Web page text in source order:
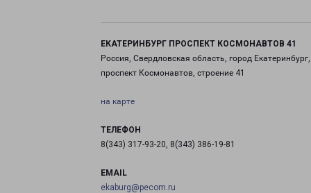
ЕКАТЕРИНБУРГ ПРОСПЕКТ КОСМОНАВТОВ 41
Россия, Свердловская область, город Екатеринбург,
проспект Космонавтов, строение 41
на карте
ТЕЛЕФОН
8(343) 317-93-20, 8(343) 386-19-81
EMAIL
ekaburg@pecom.ru